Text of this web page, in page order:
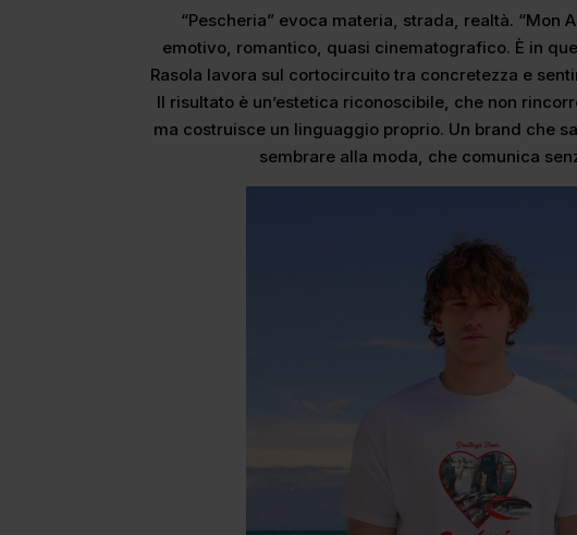
“Pescheria” evoca materia, strada, realtà. “Mon
emotivo, romantico, quasi cinematografico. È in
Rasola lavora sul cortocircuito tra concretezza e
Il risultato è un’estetica riconoscibile, che non
ma costruisce un linguaggio proprio. Un brand che
sembrare alla moda, che comunica